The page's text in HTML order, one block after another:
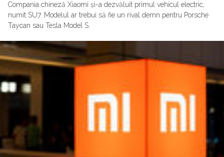
Compania chineză Xiaomi și-a dezvăluit primul vehicul electric,
numit SU7. Modelul ar trebui să fie un rival demn pentru Porsche
Taycan sau Tesla Model S.